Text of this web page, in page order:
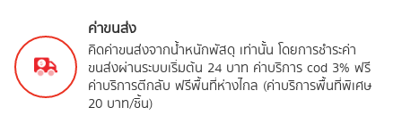
ค่าขนส่ง
คิดค่าขนส่งจากน้ำหนักพัสดุ เท่านั้น โดยการชำระค่า
ขนส่งผ่านระบบเริ่มต้น 24 บาท ค่าบริการ cod 3% ฟรี
ค่าบริการตีกลับ ฟรีพื้นที่ห่างไกล (ค่าบริการพื้นที่พิเศษ
20 บาท/ชิ้น)